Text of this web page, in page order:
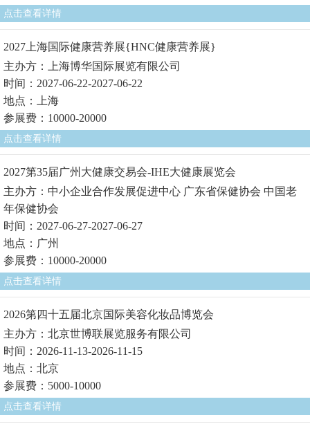
点击查看详情
2027上海国际健康营养展{HNC健康营养展}
主办方：上海博华国际展览有限公司
时间：2027-06-22-2027-06-22
地点：上海
参展费：10000-20000
点击查看详情
2027第35届广州大健康交易会-IHE大健康展览会
主办方：中小企业合作发展促进中心 广东省保健协会 中国老
年保健协会
时间：2027-06-27-2027-06-27
地点：广州
参展费：10000-20000
点击查看详情
2026第四十五届北京国际美容化妆品博览会
主办方：北京世博联展览服务有限公司
时间：2026-11-13-2026-11-15
地点：北京
参展费：5000-10000
点击查看详情